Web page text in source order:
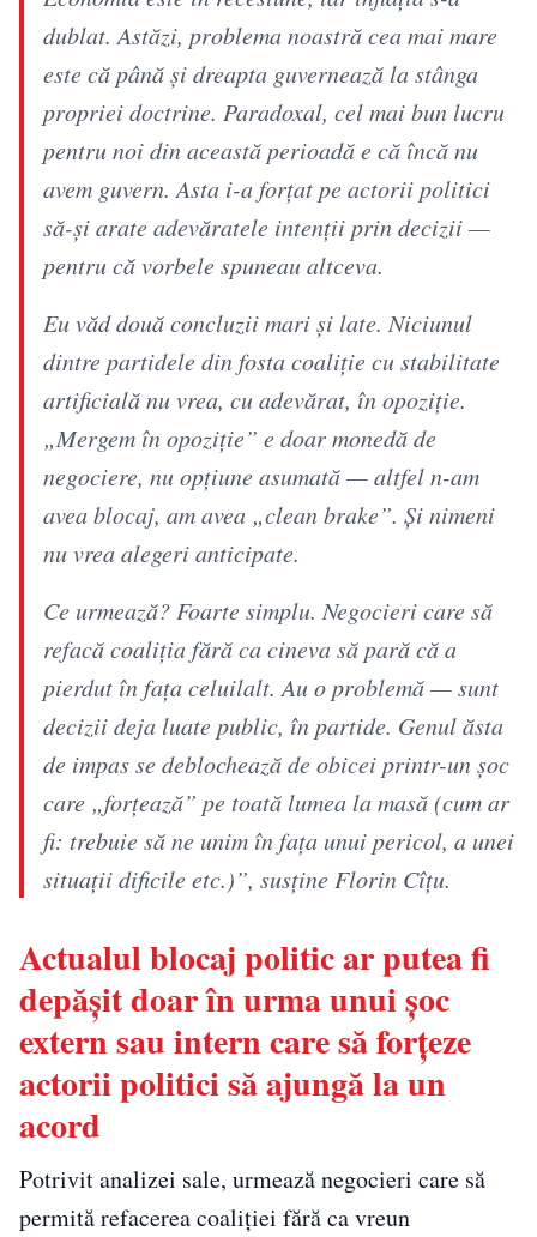
dublat. Astăzi, problema noastră cea mai mare
este că până și dreapta guvernează la stânga
propriei doctrine. Paradoxal, cel mai bun lucru
pentru noi din această perioadă e că încă nu
avem guvern. Asta i-a forțat pe actorii politici
să-și arate adevăratele intenții prin decizii —
pentru că vorbele spuneau altceva.
Eu văd două concluzii mari și late. Niciunul
dintre partidele din fosta coaliție cu stabilitate
artificială nu vrea, cu adevărat, în opoziție.
„Mergem în opoziție” e doar monedă de
negociere, nu opțiune asumată — altfel n-am
avea blocaj, am avea „clean brake”. Și nimeni
nu vrea alegeri anticipate.
Ce urmează? Foarte simplu. Negocieri care să
refacă coaliția fără ca cineva să pară că a
pierdut în fața celuilalt. Au o problemă — sunt
decizii deja luate public, în partide. Genul ăsta
de impas se deblochează de obicei printr-un șoc
care „forțează” pe toată lumea la masă (cum ar
fi: trebuie să ne unim în fața unui pericol, a unei
situații dificile etc.)”, susține Florin Cîțu.
Actualul blocaj politic ar putea fi
depășit doar în urma unui șoc
extern sau intern care să forțeze
actorii politici să ajungă la un
acord
Potrivit analizei sale, urmează negocieri care să
permită refacerea coaliției fără ca vreun